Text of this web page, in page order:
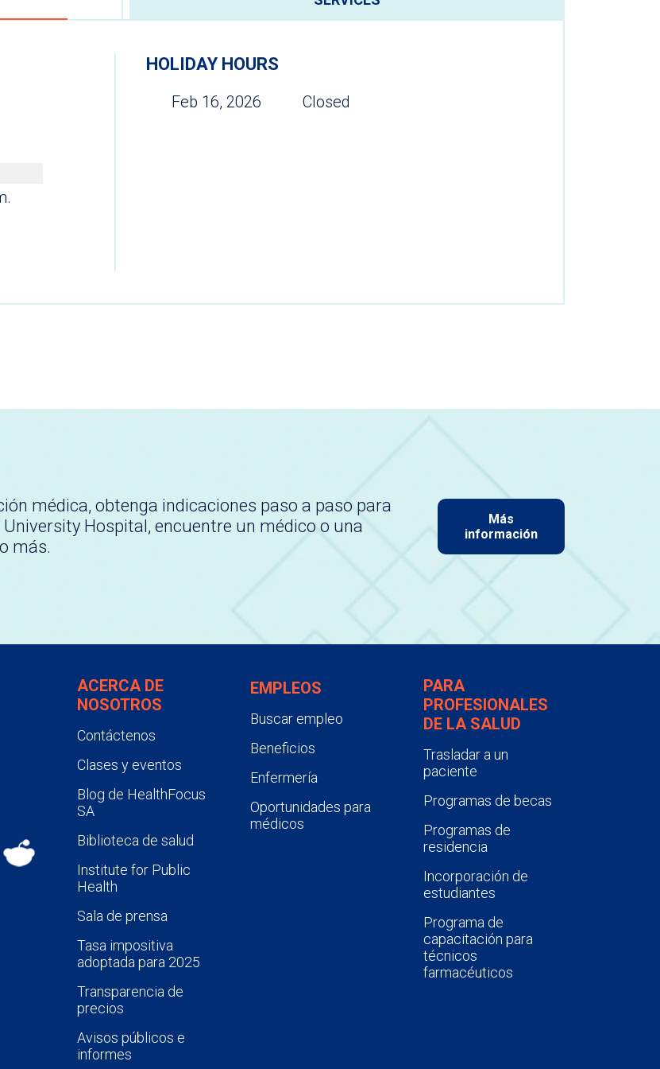
HOLIDAY HOURS
Feb 16, 2026 Closed
médica, obtenga indicaciones paso a paso para
Hospital, encuentre un médico o una
más.
Más
información
ACERCA DE
NOSOTROS
Contáctenos
Clases y eventos
Blog de HealthFocus
SA
Biblioteca de salud
Institute for Public
Health
Sala de prensa
Tasa impositiva
adoptada para 2025
Transparencia de
precios
Avisos públicos e
informes
EMPLEOS
Buscar empleo
Beneficios
Enfermería
Oportunidades para
médicos
PARA
PROFESIONALES
DE LA SALUD
Trasladar a un
paciente
Programas de becas
Programas de
residencia
Incorporación de
estudiantes
Programa de
capacitación para
técnicos
farmacéuticos